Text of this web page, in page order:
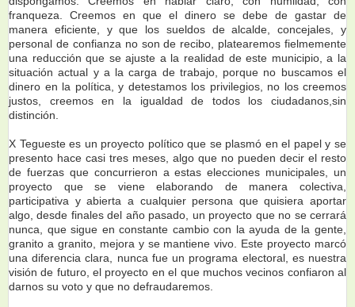
franqueza. Creemos en que el dinero se debe de gastar de
manera eficiente, y que los sueldos de alcalde, concejales, y
personal de confianza no son de recibo, platearemos fielmemente
una reducción que se ajuste a la realidad de este municipio, a la
situación actual y a la carga de trabajo, porque no buscamos el
dinero en la política, y detestamos los privilegios, no los creemos
justos, creemos en la igualdad de todos los ciudadanos,sin
distinción.
X Tegueste es un proyecto político que se plasmó en el papel y se
presento hace casi tres meses, algo que no pueden decir el resto
de fuerzas que concurrieron a estas elecciones municipales, un
proyecto que se viene elaborando de manera colectiva,
participativa y abierta a cualquier persona que quisiera aportar
algo, desde finales del año pasado, un proyecto que no se cerrará
nunca, que sigue en constante cambio con la ayuda de la gente,
granito a granito, mejora y se mantiene vivo. Este proyecto marcó
una diferencia clara, nunca fue un programa electoral, es nuestra
visión de futuro, el proyecto en el que muchos vecinos confiaron al
darnos su voto y que no defraudaremos.